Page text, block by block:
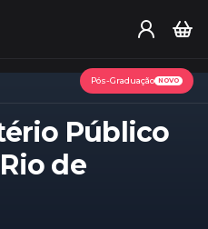
Pós-Graduação NOVO
Público
de